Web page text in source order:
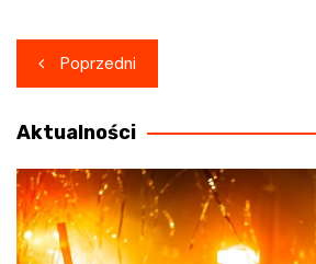
Nawigacja
wpisu
Poprzedni
Aktualności